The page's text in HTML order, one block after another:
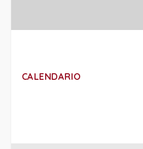
CALENDARIO